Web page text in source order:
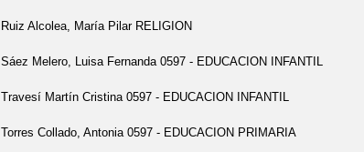
Ruiz Alcolea, María Pilar RELIGION
Sáez Melero, Luisa Fernanda 0597 - EDUCACION INFANTIL
Travesí Martín Cristina 0597 - EDUCACION INFANTIL
Torres Collado, Antonia 0597 - EDUCACION PRIMARIA